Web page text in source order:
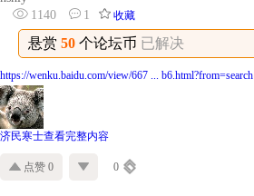
1140
1 收藏
悬赏 50 个论坛币 已解决
https://wenku.baidu.com/view/667 ... b6.html?from=search
济民寒士查看完整内容
点赞 0 0